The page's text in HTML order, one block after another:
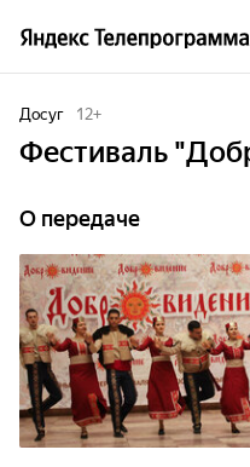
Досуг 12+
Фестиваль
О передаче